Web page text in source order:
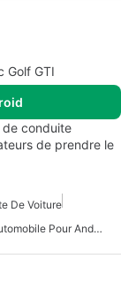
Golf GTI
de conduite
de prendre le
De Voiture
Jeux De Course Automobile Pour Android